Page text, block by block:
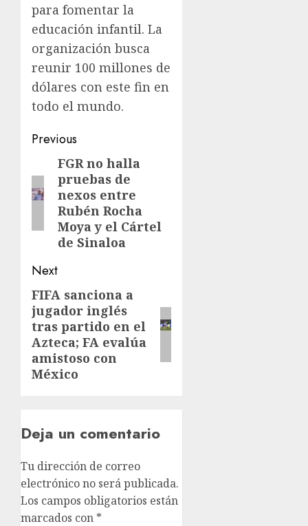
para fomentar la
educación infantil. La
organización busca
reunir 100 millones de
dólares con este fin en
todo el mundo.
Previous
FGR no halla
pruebas de
nexos entre
Rubén Rocha
Moya y el Cártel
de Sinaloa
Next
FIFA sanciona a
jugador inglés
tras partido en el
Azteca; FA evalúa
amistoso con
México
Deja un comentario
Tu dirección de correo
electrónico no será publicada.
Los campos obligatorios están
marcados con *